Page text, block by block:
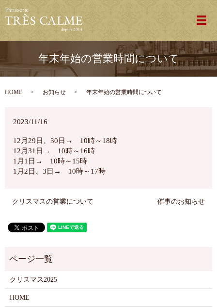
メ
年末年始の営業時間について
HOME お知らせ 年末年始の営業時間について
2023/11/16
12月29日、30日→ 10時～18時
12月31日→ 10時～16時
1月1日→ 10時～15時
1月2日、3日→ 10時～17時
クリスマスの営業について 催事のお知らせ
クリスマス2025
HOME